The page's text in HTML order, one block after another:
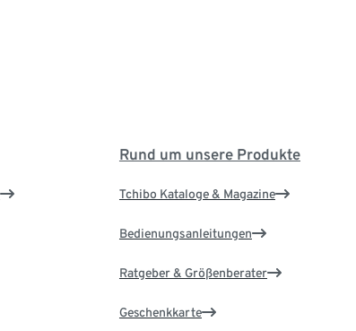
Rund um unsere Produkte
Tchibo Kataloge & Magazine
Bedienungsanleitungen
Ratgeber & Größenberater
Geschenkkarte